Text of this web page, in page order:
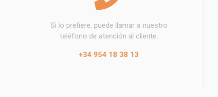
Si lo prefiere, puede llamar a nuestro
teléfono de atención al cliente.
+34 954 18 38 13